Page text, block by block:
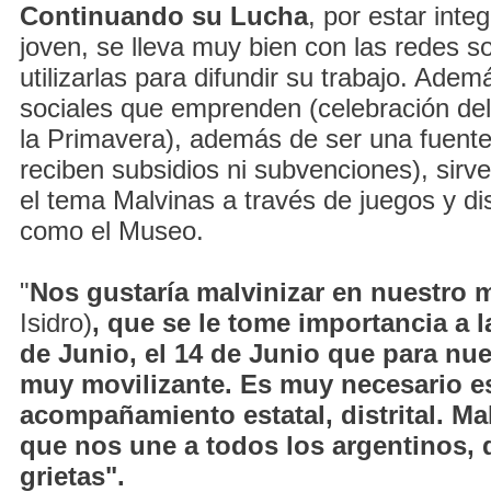
Continuando su Lucha, por estar
joven, se lleva muy bien con las redes
utilizarlas para difundir su trabajo.
sociales que emprenden (celebración
la Primavera), además de ser una
reciben subsidios ni subvenciones),
el tema Malvinas a través de juegos y
como el Museo.
"Nos gustaría malvinizar en nuestro
Isidro), que se le tome importancia a
de Junio, el 14 de Junio que para
muy movilizante. Es muy necesario
acompañamiento estatal, distrital.
que nos une a todos los argentinos,
grietas".